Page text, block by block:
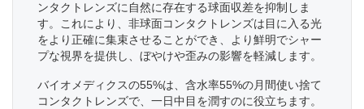
ンタクトレンズに自然に存在する球面収差を抑制しま
す。これにより、非球面コンタクトレンズは目に入る光
をより正確に集束させることができ、より鮮明でシャー
プな視界を提供し、ぼやけや歪みの影響を軽減します。
バイオメディクスの55%は、含水率55%の月間使い捨て
コンタクトレンズで、一日中目を潤すのに役立ちます。